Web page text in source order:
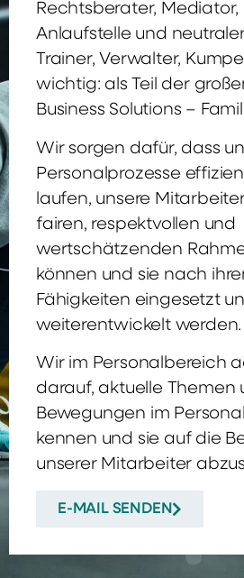
Rechtsberater, Mediator,
Anlaufstelle und
Trainer, Verwalter,
wichtig: als Teil der
Business Solutions –
Wir sorgen dafür, dass
Personalprozesse
laufen, unsere
fairen, respektvollen und
wertschätzenden
können und sie nach
Fähigkeiten eingesetzt
weiterentwickelt werden.
Wir im Personalbereich
darauf, aktuelle Themen
Bewegungen im
kennen und sie auf die
unserer Mitarbeiter
E-MAIL SENDEN